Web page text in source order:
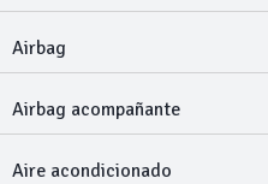
Airbag
Airbag acompañante
Aire acondicionado